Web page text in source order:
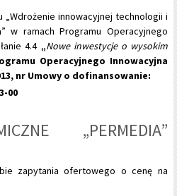
innowacyjnej technologii i
w ramach Programu Operacyjnego
4.4 „Nowe inwestycje o wysokim
Operacyjnego Innowacyjna
nr Umowy o dofinansowanie:
00
„PERMEDIA”
zapytania ofertowego o cenę na